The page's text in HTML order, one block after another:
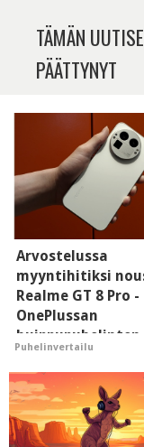
TÄMÄN
PÄÄTTYNYT
Arvostelussa
myyntihitiksi
Realme GT 8 Pro -
OnePlussan
huippupuhelinten
"perillinen"
Puhelinvertailu